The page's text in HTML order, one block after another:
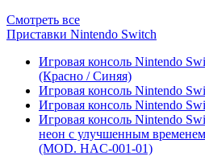
Смотреть все
Приставки Nintendo Switch
Игровая консоль Nintendo
(Красно / Синяя)
Игровая консоль Nintendo
Игровая консоль Nintendo
Игровая консоль Nintendo
неон с улучшенным
(MOD. HAC-001-01)